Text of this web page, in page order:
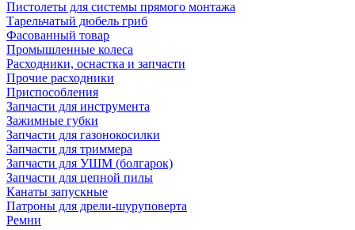
Пистолеты для системы прямого монтажа
Тарельчатый дюбель гриб
Фасованный товар
Промышленные колеса
Расходники, оснастка и запчасти
Прочие расходники
Приспособления
Запчасти для инструмента
Зажимные губки
Запчасти для газонокосилки
Запчасти для триммера
Запчасти для УШМ (болгарок)
Запчасти для цепной пилы
Канаты запускные
Патроны для дрели-шуруповерта
Ремни